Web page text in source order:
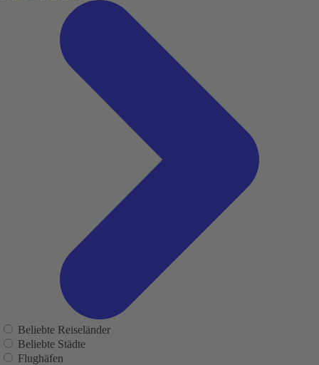
Beliebte Reiseländer
Beliebte Städte
Flughäfen